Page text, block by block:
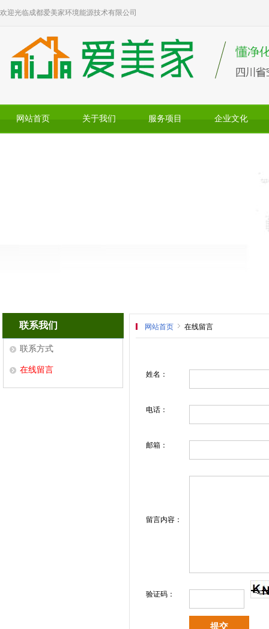
欢迎光临成都爱美家环境能源技术有限公司
网站首页 关于我们 服务项目 企业文化
联系我们
联系方式
在线留言
网站首页 在线留言
姓名：
电话：
邮箱：
留言内容：
验证码：